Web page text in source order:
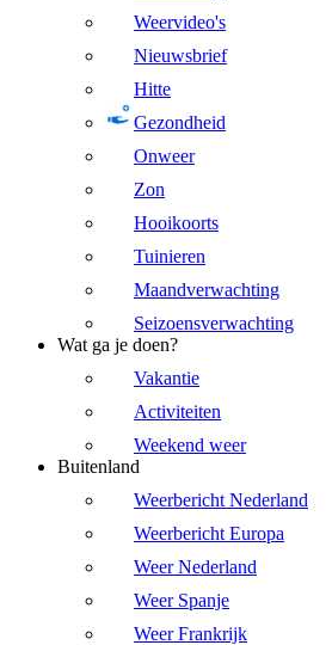
Weervideo's
Nieuwsbrief
Hitte
Gezondheid
Onweer
Zon
Hooikoorts
Tuinieren
Maandverwachting
Seizoensverwachting
Wat ga je doen?
Vakantie
Activiteiten
Weekend weer
Buitenland
Weerbericht Nederland
Weerbericht Europa
Weer Nederland
Weer Spanje
Weer Frankrijk